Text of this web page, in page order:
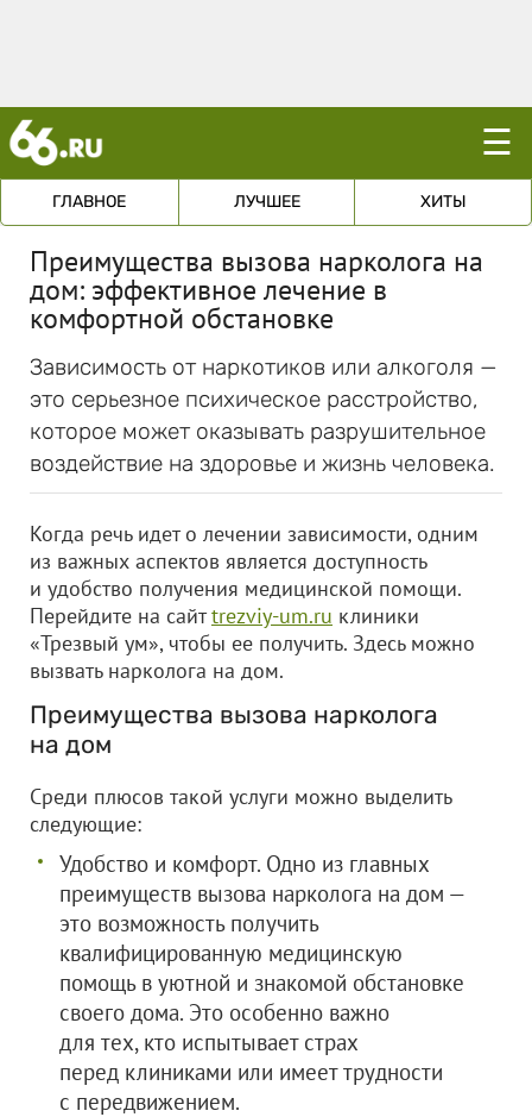
☰
ГЛАВНОЕ ЛУЧШЕЕ ХИТЫ
Преимущества вызова нарколога на
дом: эффективное лечение в
комфортной обстановке
Зависимость от наркотиков или алкоголя —
это серьезное психическое расстройство,
которое может оказывать разрушительное
воздействие на здоровье и жизнь человека.
Когда речь идет о лечении зависимости, одним
из важных аспектов является доступность
и удобство получения медицинской помощи.
Перейдите на сайтtrezviy-um.ru клиники
«Трезвый ум», чтобы ее получить. Здесь можно
вызвать нарколога на дом.
Преимущества вызова нарколога
на дом
Среди плюсов такой услуги можно выделить
следующие:
Удобство и комфорт. Одно из главных
преимуществ вызова нарколога на дом —
это возможность получить
квалифицированную медицинскую
помощь в уютной и знакомой обстановке
своего дома. Это особенно важно
для тех, кто испытывает страх
перед клиниками или имеет трудности
с передвижением.